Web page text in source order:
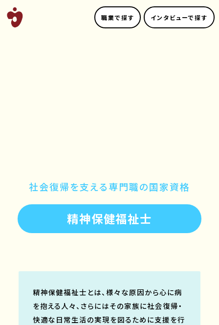
職業で探す インタビューで探す
社会復帰を支える専門職の国家資格
精神保健福祉士
精神保健福祉士とは、様々な原因から心に病
を抱える人々、さらにはその家族に社会復帰・
快適な日常生活の実現を図るために支援を行